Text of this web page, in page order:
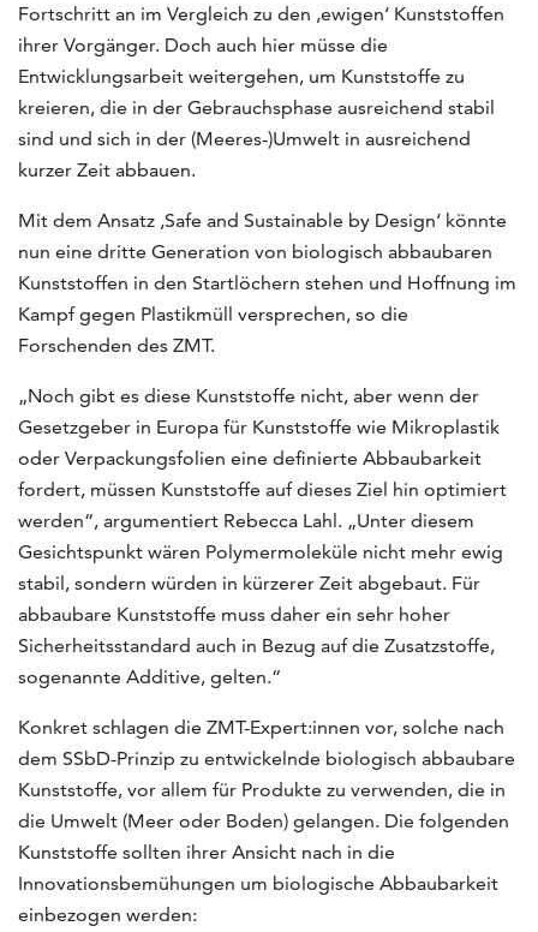
Fortschritt an im Vergleich zu den ‚ewigen‘ Kunststoffen
ihrer Vorgänger. Doch auch hier müsse die
Entwicklungsarbeit weitergehen, um Kunststoffe zu
kreieren, die in der Gebrauchsphase ausreichend stabil
sind und sich in der (Meeres-)Umwelt in ausreichend
kurzer Zeit abbauen.
Mit dem Ansatz ‚Safe and Sustainable by Design‘ könnte
nun eine dritte Generation von biologisch abbaubaren
Kunststoffen in den Startlöchern stehen und Hoffnung im
Kampf gegen Plastikmüll versprechen, so die
Forschenden des ZMT.
„Noch gibt es diese Kunststoffe nicht, aber wenn der
Gesetzgeber in Europa für Kunststoffe wie Mikroplastik
oder Verpackungsfolien eine definierte Abbaubarkeit
fordert, müssen Kunststoffe auf dieses Ziel hin optimiert
werden“, argumentiert Rebecca Lahl. „Unter diesem
Gesichtspunkt wären Polymermoleküle nicht mehr ewig
stabil, sondern würden in kürzerer Zeit abgebaut. Für
abbaubare Kunststoffe muss daher ein sehr hoher
Sicherheitsstandard auch in Bezug auf die Zusatzstoffe,
sogenannte Additive, gelten.“
Konkret schlagen die ZMT-Expert:innen vor, solche nach
dem SSbD-Prinzip zu entwickelnde biologisch abbaubare
Kunststoffe, vor allem für Produkte zu verwenden, die in
die Umwelt (Meer oder Boden) gelangen. Die folgenden
Kunststoffe sollten ihrer Ansicht nach in die
Innovationsbemühungen um biologische Abbaubarkeit
einbezogen werden: